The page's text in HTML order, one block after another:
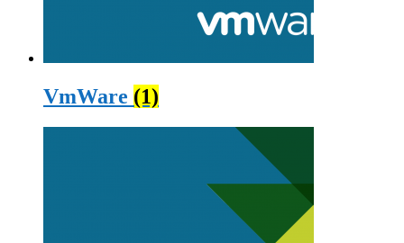
VmWare (1)